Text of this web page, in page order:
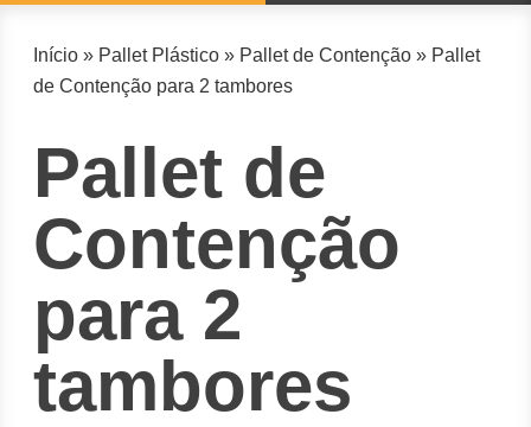
Início » Pallet Plástico » Pallet de Contenção » Pallet
de Contenção para 2 tambores
Pallet de
Contenção
para 2
tambores